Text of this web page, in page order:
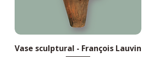
Vase sculptural - François Lauvin